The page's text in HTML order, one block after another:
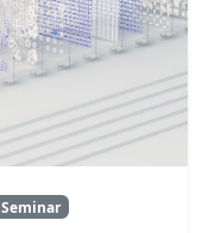
Seminar